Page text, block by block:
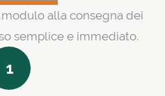
alla consegna dei
semplice e immediato.
1